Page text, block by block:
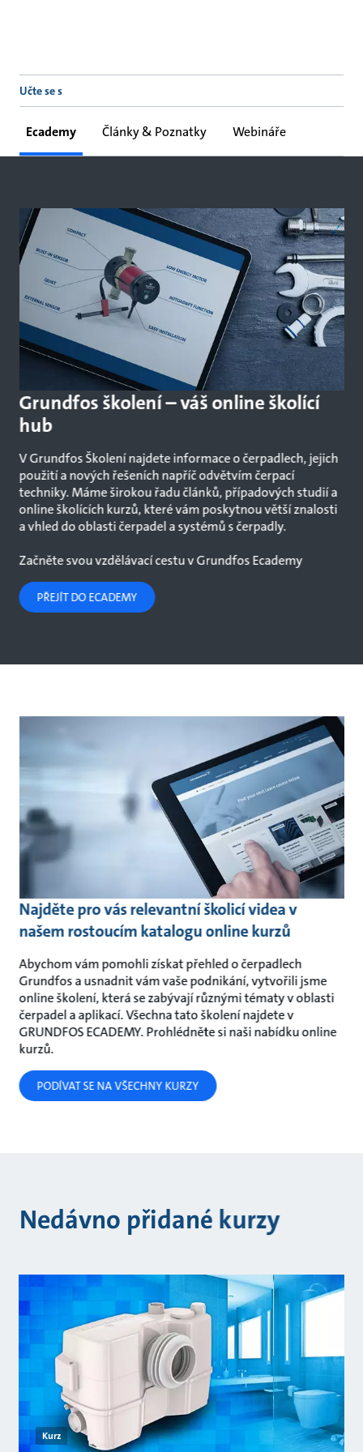
Učte se s
Ecademy Články & Poznatky Webináře
Grundfos školení – váš online školící
hub
V Grundfos Školení najdete informace o čerpadlech, jejich
použití a nových řešeních napříč odvětvím čerpací
techniky. Máme širokou řadu článků, případových studií a
online školících kurzů, které vám poskytnou větší znalosti
a vhled do oblasti čerpadel a systémů s čerpadly.
Začněte svou vzdělávací cestu v Grundfos Ecademy
PŘEJÍT DO ECADEMY
Najděte pro vás relevantní školicí videa v
našem rostoucím katalogu online kurzů
Abychom vám pomohli získat přehled o čerpadlech
Grundfos a usnadnit vám vaše podnikání, vytvořili jsme
online školení, která se zabývají různými tématy v oblasti
čerpadel a aplikací. Všechna tato školení najdete v
GRUNDFOS ECADEMY. Prohlédněte si naši nabídku online
kurzů.
PODÍVAT SE NA VŠECHNY KURZY
Nedávno přidané kurzy
Kurz